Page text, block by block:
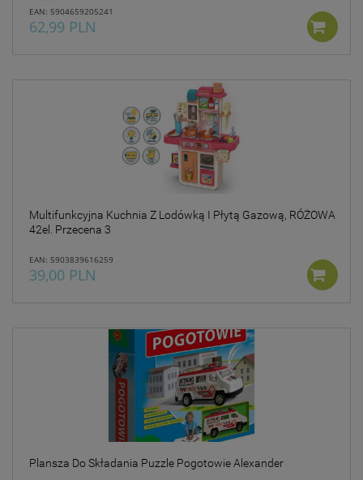
EAN: 5904659205241
62,99 PLN
Multifunkcyjna Kuchnia Z Lodówką I Płytą Gazową, RÓŻOWA
42el. Przecena 3
EAN: 5903839616259
39,00 PLN
Plansza Do Składania Puzzle Pogotowie Alexander